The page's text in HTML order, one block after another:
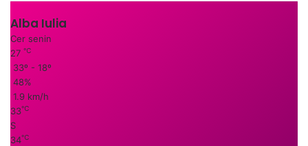
Alba Iulia
Cer senin
27 ℃
33º - 18º
48%
1.9 km/h
33℃
S
34℃